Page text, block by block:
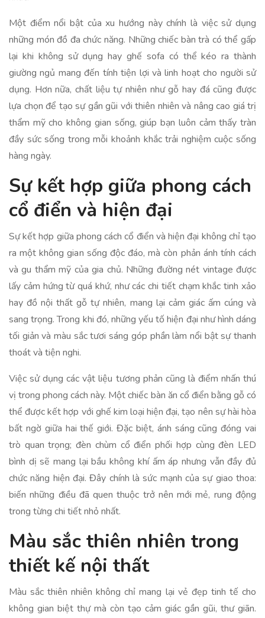
Một điểm nổi bật của xu hướng này chính là việc sử dụng
những món đồ đa chức năng. Những chiếc bàn trà có thể gấp
lại khi không sử dụng hay ghế sofa có thể kéo ra thành
giường ngủ mang đến tính tiện lợi và linh hoạt cho người sử
dụng. Hơn nữa, chất liệu tự nhiên như gỗ hay đá cũng được
lựa chọn để tạo sự gần gũi với thiên nhiên và nâng cao giá trị
thẩm mỹ cho không gian sống, giúp bạn luôn cảm thấy tràn
đầy sức sống trong mỗi khoảnh khắc trải nghiệm cuộc sống
hàng ngày.
Sự kết hợp giữa phong cách
cổ điển và hiện đại
Sự kết hợp giữa phong cách cổ điển và hiện đại không chỉ tạo
ra một không gian sống độc đáo, mà còn phản ánh tính cách
và gu thẩm mỹ của gia chủ. Những đường nét vintage được
lấy cảm hứng từ quá khứ, như các chi tiết chạm khắc tinh xảo
hay đồ nội thất gỗ tự nhiên, mang lại cảm giác ấm cúng và
sang trọng. Trong khi đó, những yếu tố hiện đại như hình dáng
tối giản và màu sắc tươi sáng góp phần làm nổi bật sự thanh
thoát và tiện nghi.
Việc sử dụng các vật liệu tương phản cũng là điểm nhấn thú
vị trong phong cách này. Một chiếc bàn ăn cổ điển bằng gỗ có
thể được kết hợp với ghế kim loại hiện đại, tạo nên sự hài hòa
bất ngờ giữa hai thế giới. Đặc biệt, ánh sáng cũng đóng vai
trò quan trọng; đèn chùm cổ điển phối hợp cùng đèn LED
bình dị sẽ mang lại bầu không khí ấm áp nhưng vẫn đầy đủ
chức năng hiện đại. Đây chính là sức mạnh của sự giao thoa:
biến những điều đã quen thuộc trở nên mới mẻ, rung động
trong từng chi tiết nhỏ nhất.
Màu sắc thiên nhiên trong
thiết kế nội thất
Màu sắc thiên nhiên không chỉ mang lại vẻ đẹp tinh tế cho
không gian biệt thự mà còn tạo cảm giác gần gũi, thư giãn.